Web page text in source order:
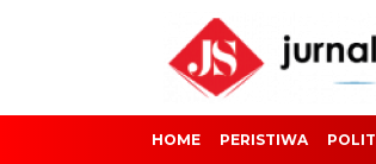
HOME PERISTIWA